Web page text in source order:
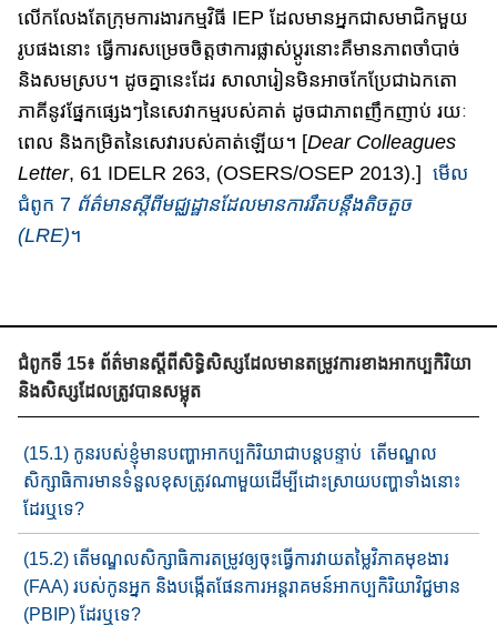
ជំពូកទី 15៖ ព័ត៌មានស្តីពីសិទ្ធិសិស្សដែលមានតម្រូវការខាងអាកប្បកិរិយា
និងសិស្សដែលត្រូវបានសម្លុត
(15.1) កូនរបស់ខ្ញុំ​មាន​បញ្ហា​អាកប្បកិរិយា​ជាបន្ត​បន្ទាប់​ តើ​មណ្ឌល
សិក្សា​​ធិការ​មានទំនួលខុសត្រូវ​ណាមួយ​ដើម្បី​ដោះស្រាយ​បញ្ហា​ទាំង​នោះ​
ដែរឬទេ?
(15.2) តើមណ្ឌលសិក្សាធិការ​តម្រូវ​ឲ្យ​ចុះ​ធ្វើការវាយតម្លៃ​វិភាគ​មុខងារ​
(FAA) របស់កូនអ្នក​ និង​បង្កើត​ផែនការ​អន្តរាគមន៍​អាកប្បកិរិយា​វិជ្ជមាន​
(PBIP) ដែរឬទេ​?
លើកលែងតែក្រុមការងារកម្មវិធី​ ​IEP ដែលមាន​អ្នក​ជា​សមាជិក​មួយ
រូបផងនោះ​​ ធ្វើការសម្រេចចិត្ត​​ថា​ការផ្លាស់ប្តូរ​នោះ​គឺ​មានភាព​ចាំបាច់
និង​សមស្រប​។​ ដូចគ្នានេះដែរ សាលារៀន​មិនអាច​កែប្រែ​ជា​ឯកតោ
ភាគី​នូវ​ផ្នែក​ផ្សេង​ៗ​​នៃ​សេវាកម្ម​របស់គាត់​ ដូចជា​ភាព​ញឹកញាប់ រយៈ
ពេល និង​កម្រិត​នៃ​សេវារបស់គាត់​ឡើយ​។​ [Dear Colleagues
Letter, 61 IDELR 263, (OSERS/OSEP 2013).] មើល​
ជំពូក​ 7 ព័ត៌មានស្តី​ពី​មជ្ឈដ្ឋាន​ដែលមានការរឹតបន្តឹង​តិចតួច​
(LRE)។